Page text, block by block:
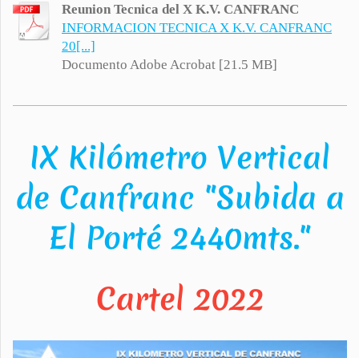
Reunion Tecnica del X K.V. CANFRANC
INFORMACION TECNICA X K.V. CANFRANC
20[...]
Documento Adobe Acrobat [21.5 MB]
IX Kilómetro Vertical
de Canfranc "Subida a
El Porté 2440mts."
Cartel 2022